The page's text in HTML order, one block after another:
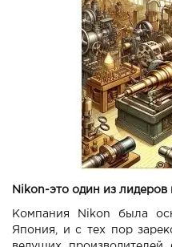
Nikon-это один из
Компания Nikon была
Япония, и с тех пор